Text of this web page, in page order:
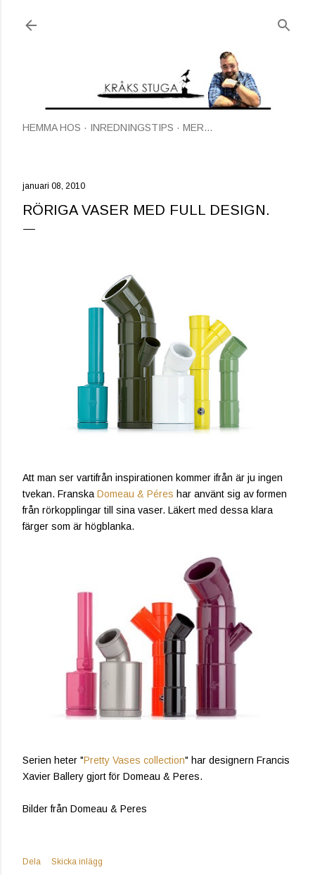
HEMMA HOS INREDNINGSTIPS MER…
januari 08, 2010
RÖRIGA VASER MED FULL DESIGN.
Att man ser vartifrån inspirationen kommer ifrån är ju ingen
tvekan. Franska Domeau & Péres har använt sig av formen
från rörkopplingar till sina vaser. Läkert med dessa klara
färger som är högblanka.
Serien heter "Pretty Vases collection" har designern Francis
Xavier Ballery gjort för Domeau & Peres.
Bilder från Domeau & Peres
Dela
Skicka inlägg